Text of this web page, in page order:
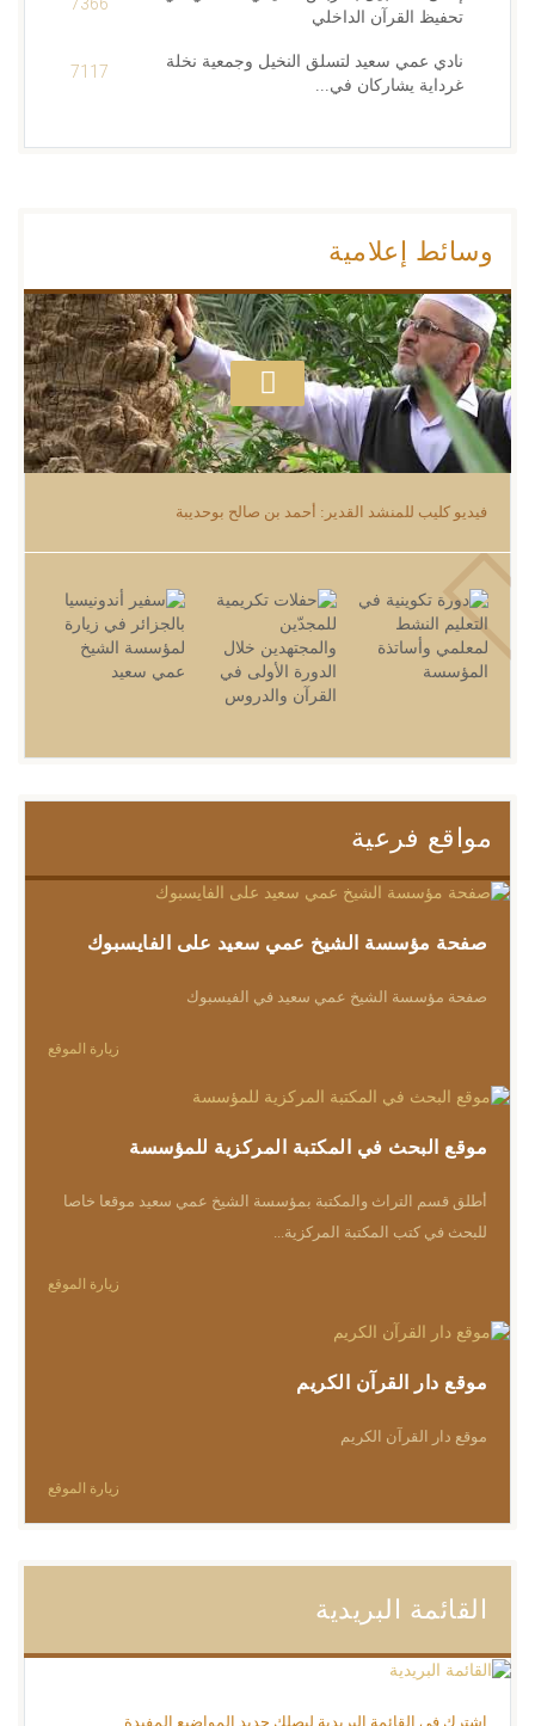
تحفيظ القرآن الداخلي
نادي عمي سعيد لتسلق النخيل وجمعية نخلة
غرداية يشاركان في...
7117
وسائط إعلامية
فيديو كليب للمنشد القدير: أحمد بن صالح بوحديبة
مواقع فرعية
صفحة مؤسسة الشيخ عمي سعيد على الفايسبوك
صفحة مؤسسة الشيخ عمي سعيد في الفيسبوك
زيارة الموقع
موقع البحث في المكتبة المركزية للمؤسسة
أطلق قسم التراث والمكتبة بمؤسسة الشيخ عمي سعيد موقعا خاصا
للبحث في كتب المكتبة المركزية...
زيارة الموقع
موقع دار القرآن الكريم
موقع دار القرآن الكريم
زيارة الموقع
القائمة البريدية
اشترك في القائمة البريدية ليصلك جديد المواضيع المفيدة